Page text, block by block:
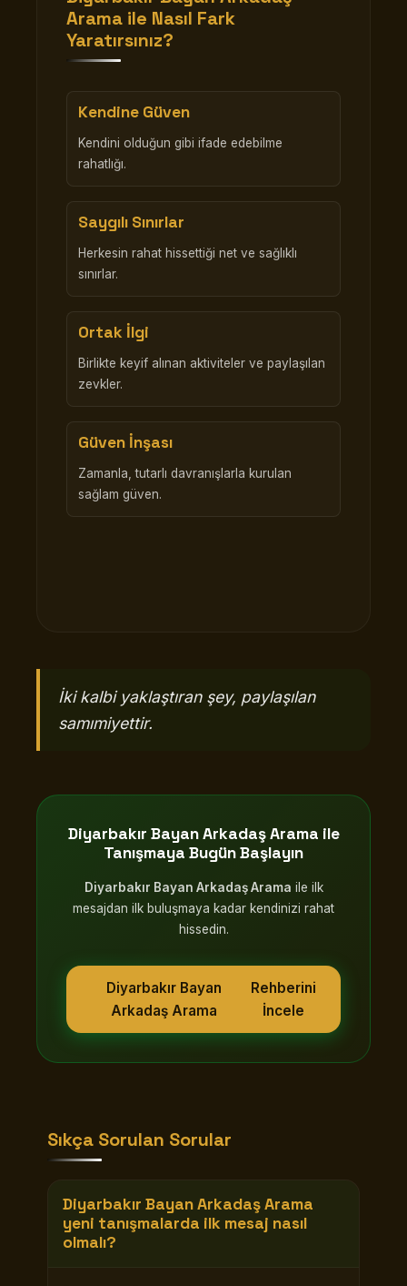
Arama ile Nasıl Fark
Yaratırsınız?
Kendine Güven
Kendini olduğun gibi ifade edebilme
rahatlığı.
Saygılı Sınırlar
Herkesin rahat hissettiği net ve sağlıklı
sınırlar.
Ortak İlgi
Birlikte keyif alınan aktiviteler ve paylaşılan
zevkler.
Güven İnşası
Zamanla, tutarlı davranışlarla kurulan
sağlam güven.
İki kalbi yaklaştıran şey, paylaşılan
samımiyettir.
Diyarbakır Bayan Arkadaş Arama ile
Tanışmaya Bugün Başlayın
Diyarbakır Bayan Arkadaş Arama ile ilk
mesajdan ilk buluşmaya kadar kendinizi rahat
hissedin.
Diyarbakır Bayan
Arkadaş Arama
Rehberini
İncele
Sıkça Sorulan Sorular
Diyarbakır Bayan Arkadaş Arama
yeni tanışmalarda ilk mesaj nasıl
olmalı?